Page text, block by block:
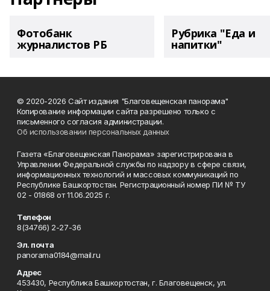
Фотобанк
журналистов РБ
Рубрика "Еда и
напитки"
© 2020-2026 Сайт издания "Благовещенская панорама"
Копирование информации сайта разрешено только с
письменного согласия администрации.
Об использовании персональных данных
Газета «Благовещенская Панорама» зарегистрирована в
Управлении Федеральной службы по надзору в сфере связи,
информационных технологий и массовых коммуникаций по
Республике Башкортостан. Регистрационный номер ПИ № ТУ
02 - 01868 от 11.06.2025 г.
Телефон
8(34766) 2-27-36
Эл. почта
panorama0184@mail.ru
Адрес
453430, Республика Башкортостан, г. Благовещенск, ул.